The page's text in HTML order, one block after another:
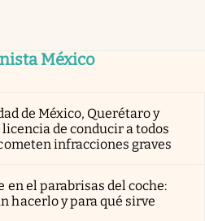
México
de México, Querétaro y
de conducir a todos
infracciones graves
en el parabrisas del coche:
hacerlo y para qué sirve